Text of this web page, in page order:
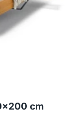
cm